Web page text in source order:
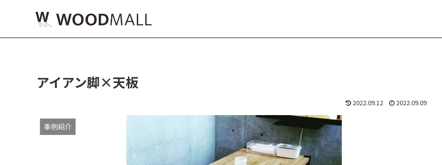
アイアン脚×天板
2022.09.12 2022.09.09
事例紹介